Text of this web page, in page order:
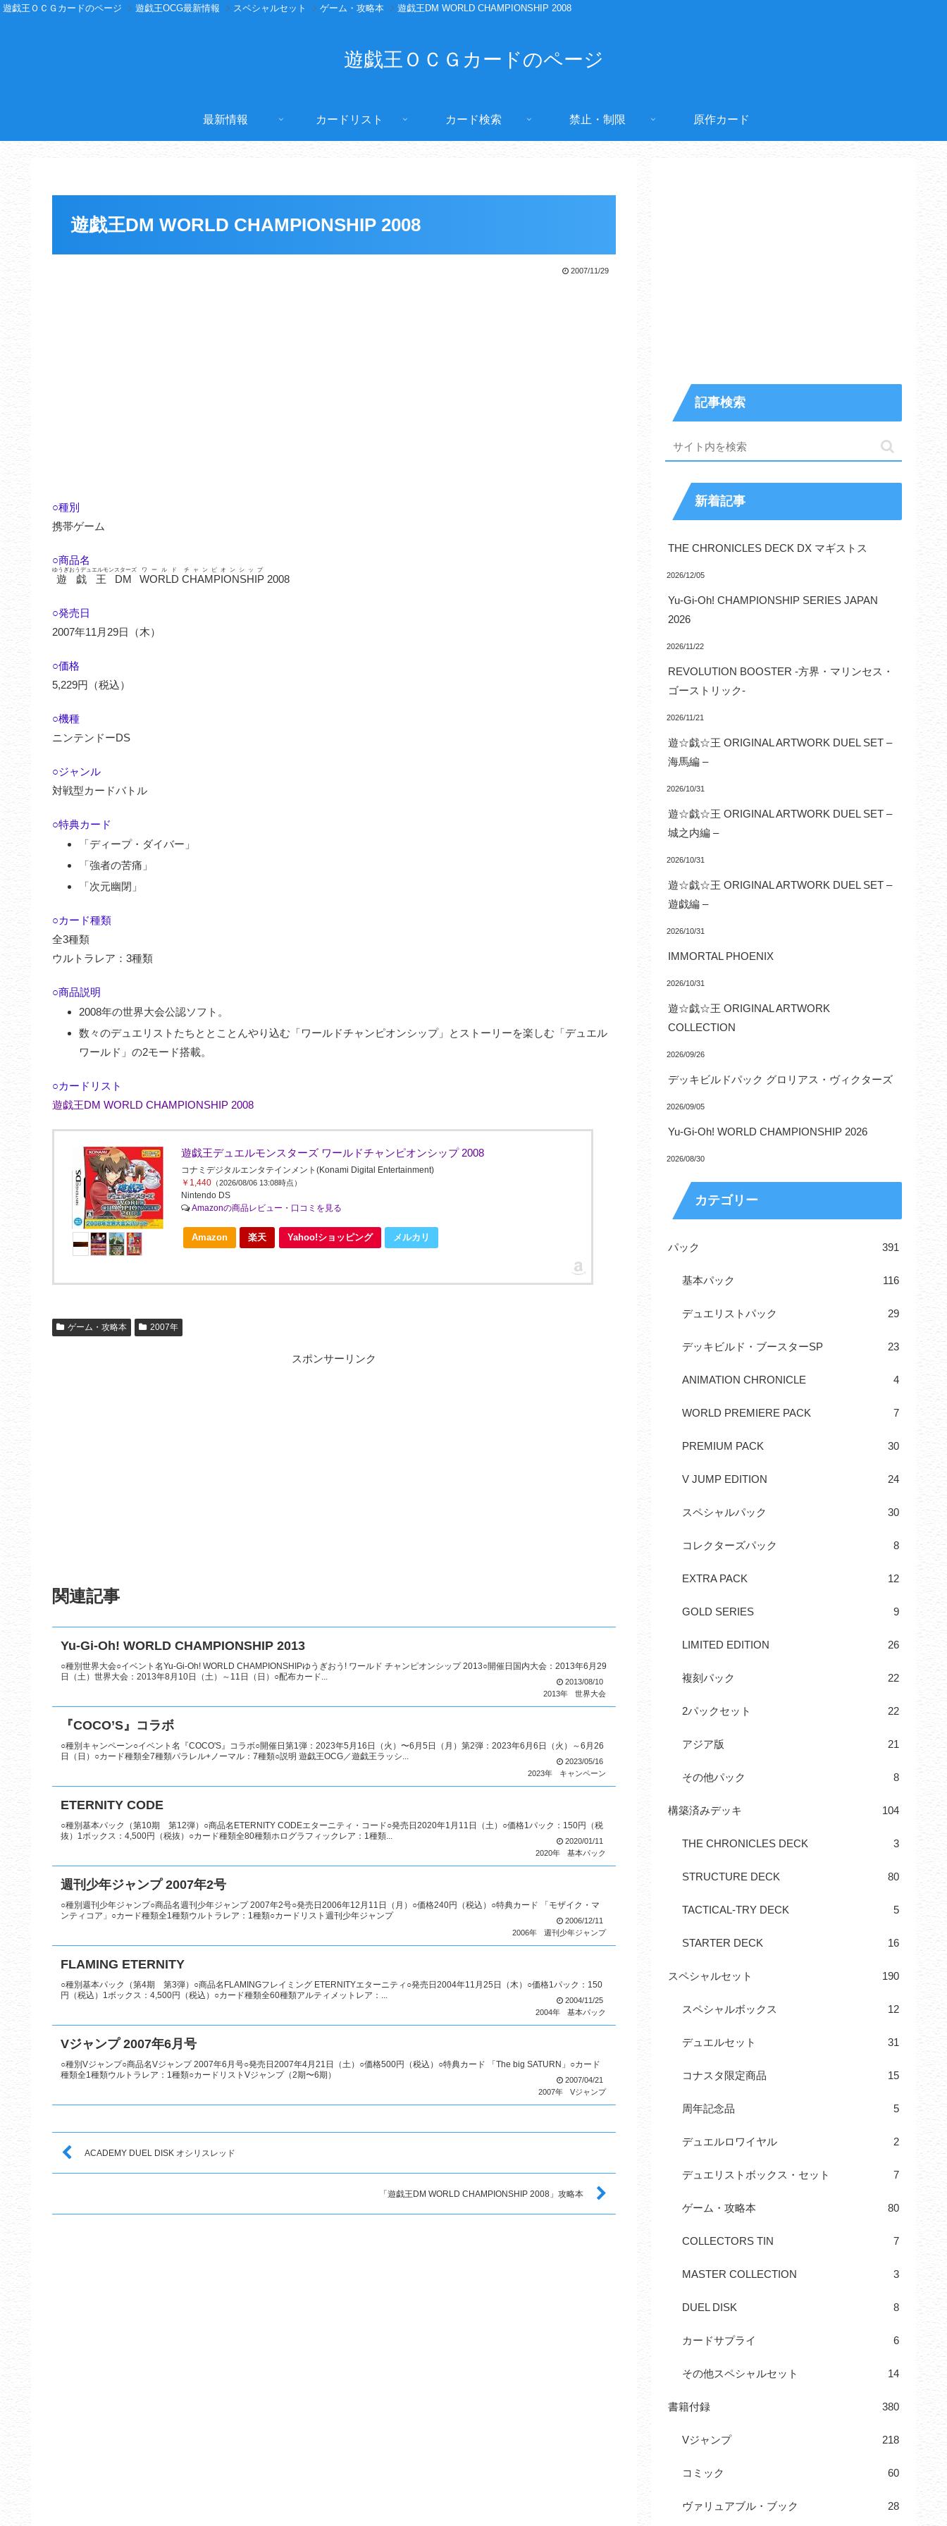
遊戯王ＯＣＧカードのページ 遊戯王OCG最新情報 スペシャルセット ゲーム・攻略本 遊戯王DM WORLD CHAMPIONSHIP 2008
遊戯王ＯＣＧカードのページ
最新情報 カードリスト カード検索 禁止・制限 原作カード
遊戯王DM WORLD CHAMPIONSHIP 2008
2007/11/29
○種別
携帯ゲーム
○商品名
遊戯王DM
ゆうぎおうデュエルモンスターズ
WORLD
ワールド
CHAMPIONSHIP
チャンピオンシップ
2008
○発売日
2007年11月29日（木）
○価格
5,229円（税込）
○機種
ニンテンドーDS
○ジャンル
対戦型カードバトル
○特典カード
「ディープ・ダイバー」
「強者の苦痛」
「次元幽閉」
○カード種類
全3種類
ウルトラレア：3種類
○商品説明
2008年の世界大会公認ソフト。
数々のデュエリストたちととことんやり込む「ワールドチャンピオンシップ」とストーリーを楽しむ「デュエル
ワールド」の2モード搭載。
○カードリスト
遊戯王DM WORLD CHAMPIONSHIP 2008
遊戯王デュエルモンスターズ ワールドチャンピオンシップ 2008
コナミデジタルエンタテインメント(Konami Digital Entertainment)
￥1,440（2026/08/06 13:08時点）
Nintendo DS
Amazonの商品レビュー・口コミを見る
Amazon 楽天 Yahoo!ショッピング メルカリ
ゲーム・攻略本 2007年
スポンサーリンク
関連記事
Yu-Gi-Oh! WORLD CHAMPIONSHIP 2013
○種別世界大会○イベント名Yu-Gi-Oh! WORLD CHAMPIONSHIPゆうぎおう! ワールド チャンピオンシップ 2013○開催日国内大会：2013年6月29
日（土）世界大会：2013年8月10日（土）～11日（日）○配布カード...
2013/08/10
2013年
世界大会
『COCO’S』コラボ
○種別キャンペーン○イベント名『COCO'S』コラボ○開催日第1弾：2023年5月16日（火）〜6月5日（月）第2弾：2023年6月6日（火）～6月26
日（日）○カード種類全7種類パラレル+ノーマル：7種類○説明 遊戯王OCG／遊戯王ラッシ...
2023/05/16
2023年
キャンペーン
ETERNITY CODE
○種別基本パック（第10期 第12弾）○商品名ETERNITY CODEエターニティ・コード○発売日2020年1月11日（土）○価格1パック：150円（税
抜）1ボックス：4,500円（税抜）○カード種類全80種類ホログラフィックレア：1種類...
2020/01/11
2020年
基本パック
週刊少年ジャンプ 2007年2号
○種別週刊少年ジャンプ○商品名週刊少年ジャンプ 2007年2号○発売日2006年12月11日（月）○価格240円（税込）○特典カード 「モザイク・マ
ンティコア」○カード種類全1種類ウルトラレア：1種類○カードリスト週刊少年ジャンプ
2006/12/11
2006年
週刊少年ジャンプ
FLAMING ETERNITY
○種別基本パック（第4期 第3弾）○商品名FLAMINGフレイミング ETERNITYエターニティ○発売日2004年11月25日（木）○価格1パック：150
円（税込）1ボックス：4,500円（税込）○カード種類全60種類アルティメットレア：...
2004/11/25
2004年
基本パック
Vジャンプ 2007年6月号
○種別Vジャンプ○商品名Vジャンプ 2007年6月号○発売日2007年4月21日（土）○価格500円（税込）○特典カード 「The big SATURN」○カード
種類全1種類ウルトラレア：1種類○カードリストVジャンプ（2期〜6期）
2007/04/21
2007年
Vジャンプ
ACADEMY DUEL DISK オシリスレッド
「遊戯王DM WORLD CHAMPIONSHIP 2008」攻略本
記事検索
新着記事
THE CHRONICLES DECK DX マギストス
2026/12/05
Yu-Gi-Oh! CHAMPIONSHIP SERIES JAPAN
2026
2026/11/22
REVOLUTION BOOSTER -方界・マリンセス・
ゴーストリック-
2026/11/21
遊☆戯☆王 ORIGINAL ARTWORK DUEL SET –
海馬編 –
2026/10/31
遊☆戯☆王 ORIGINAL ARTWORK DUEL SET –
城之内編 –
2026/10/31
遊☆戯☆王 ORIGINAL ARTWORK DUEL SET –
遊戯編 –
2026/10/31
IMMORTAL PHOENIX
2026/10/31
遊☆戯☆王 ORIGINAL ARTWORK
COLLECTION
2026/09/26
デッキビルドパック グロリアス・ヴィクターズ
2026/09/05
Yu-Gi-Oh! WORLD CHAMPIONSHIP 2026
2026/08/30
カテゴリー
パック 391
基本パック 116
デュエリストパック 29
デッキビルド・ブースターSP 23
ANIMATION CHRONICLE 4
WORLD PREMIERE PACK 7
PREMIUM PACK 30
V JUMP EDITION 24
スペシャルパック 30
コレクターズパック 8
EXTRA PACK 12
GOLD SERIES 9
LIMITED EDITION 26
複刻パック 22
2パックセット 22
アジア版 21
その他パック 8
構築済みデッキ 104
THE CHRONICLES DECK 3
STRUCTURE DECK 80
TACTICAL-TRY DECK 5
STARTER DECK 16
スペシャルセット 190
スペシャルボックス 12
デュエルセット 31
コナスタ限定商品 15
周年記念品 5
デュエルロワイヤル 2
デュエリストボックス・セット 7
ゲーム・攻略本 80
COLLECTORS TIN 7
MASTER COLLECTION 3
DUEL DISK 8
カードサプライ 6
その他スペシャルセット 14
書籍付録 380
Vジャンプ 218
コミック 60
ヴァリュアブル・ブック 28